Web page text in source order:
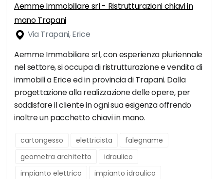
Aemme Immobiliare srl - Ristrutturazioni chiavi in
mano Trapani
Via Trapani, Erice
Aemme Immobiliare srl, con esperienza pluriennale
nel settore, si occupa di ristrutturazione e vendita di
immobili a Erice ed in provincia di Trapani. Dalla
progettazione alla realizzazione delle opere, per
soddisfare il cliente in ogni sua esigenza offrendo
inoltre un pacchetto chiavi in mano.
cartongesso elettricista
falegname
geometra architetto
idraulico
impianto elettrico
impianto idraulico